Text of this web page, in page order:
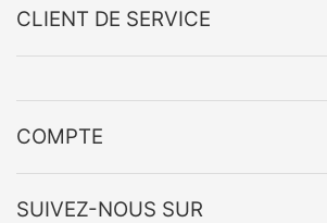
CLIENT DE SERVICE
COMPTE
SUIVEZ-NOUS SUR